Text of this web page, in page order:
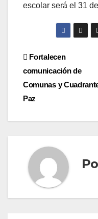
escolar será el 31
de
entradas
Fortalecen
comunicación de
Comunas y
Paz